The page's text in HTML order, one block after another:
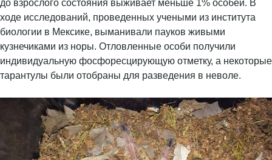
до взрослого состояния выживает меньше 1% особей. В
ходе исследований, проведенных учеными из института
биологии в Мексике, выманивали пауков живыми
кузнечиками из норы. Отловленные особи получили
индивидуальную фосфоресцирующую отметку, а некоторые
тарантулы были отобраны для разведения в неволе.